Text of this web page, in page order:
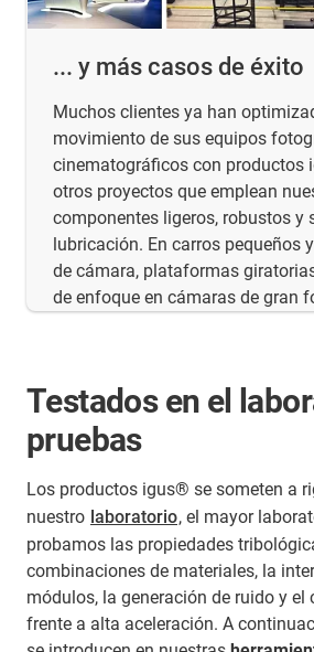
... y más casos de éxito
Muchos clientes ya han
movimiento de sus equipos
cinematográficos con productos
otros proyectos que emplean
componentes ligeros, robustos y
lubricación. En carros pequeños
de cámara, plataformas
de enfoque en cámaras de gran
Testados en el
pruebas
Los productos igus® se someten a
nuestro laboratorio, el mayor
probamos las propiedades
combinaciones de materiales, la
módulos, la generación de ruido y
frente a alta aceleración. A